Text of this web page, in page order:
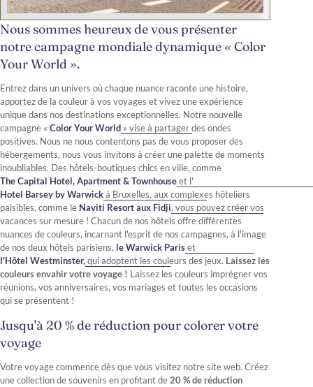
Nous sommes heureux de vous présenter
notre campagne mondiale dynamique « Color
Your World ».
Entrez dans un univers où chaque nuance raconte une histoire,
apportez de la couleur à vos voyages et vivez une expérience
unique dans nos destinations exceptionnelles. Notre nouvelle
campagne « Color Your World » vise à partager des ondes
positives. Nous ne nous contentons pas de vous proposer des
hébergements, nous vous invitons à créer une palette de moments
inoubliables. Des hôtels-boutiques chics en ville, comme
The Capital Hotel, Apartment & Townhouseet l'
Hotel Barsey by Warwickà Bruxelles, aux complexes hôteliers
paisibles, comme le Naviti Resort aux Fidji, vous pouvez créer vos
vacances sur mesure ! Chacun de nos hôtels offre différentes
nuances de couleurs, incarnant l'esprit de nos campagnes, à l'image
de nos deux hôtels parisiens, le Warwick Pariset
l'Hôtel Westminster,qui adoptent les couleurs des jeux. Laissez les
couleurs envahir votre voyage ! Laissez les couleurs imprégner vos
réunions, vos anniversaires, vos mariages et toutes les occasions
qui se présentent !
Jusqu'à 20 % de réduction pour colorer votre
voyage
Votre voyage commence dès que vous visitez notre site web. Créez
une collection de souvenirs en profitant de20 % de réduction